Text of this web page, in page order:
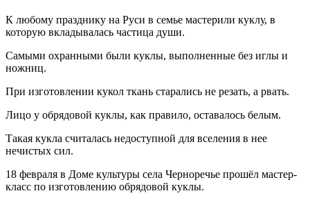
К любому празднику на Руси в семье мастерили куклу, в
которую вкладывалась частица души.
Самыми охранными были куклы, выполненные без иглы и
ножниц.
При изготовлении кукол ткань старались не резать, а рвать.
Лицо у обрядовой куклы, как правило, оставалось белым.
Такая кукла считалась недоступной для вселения в нее
нечистых сил.
18 февраля в Доме культуры села Черноречье прошёл мастер-
класс по изготовлению обрядовой куклы.